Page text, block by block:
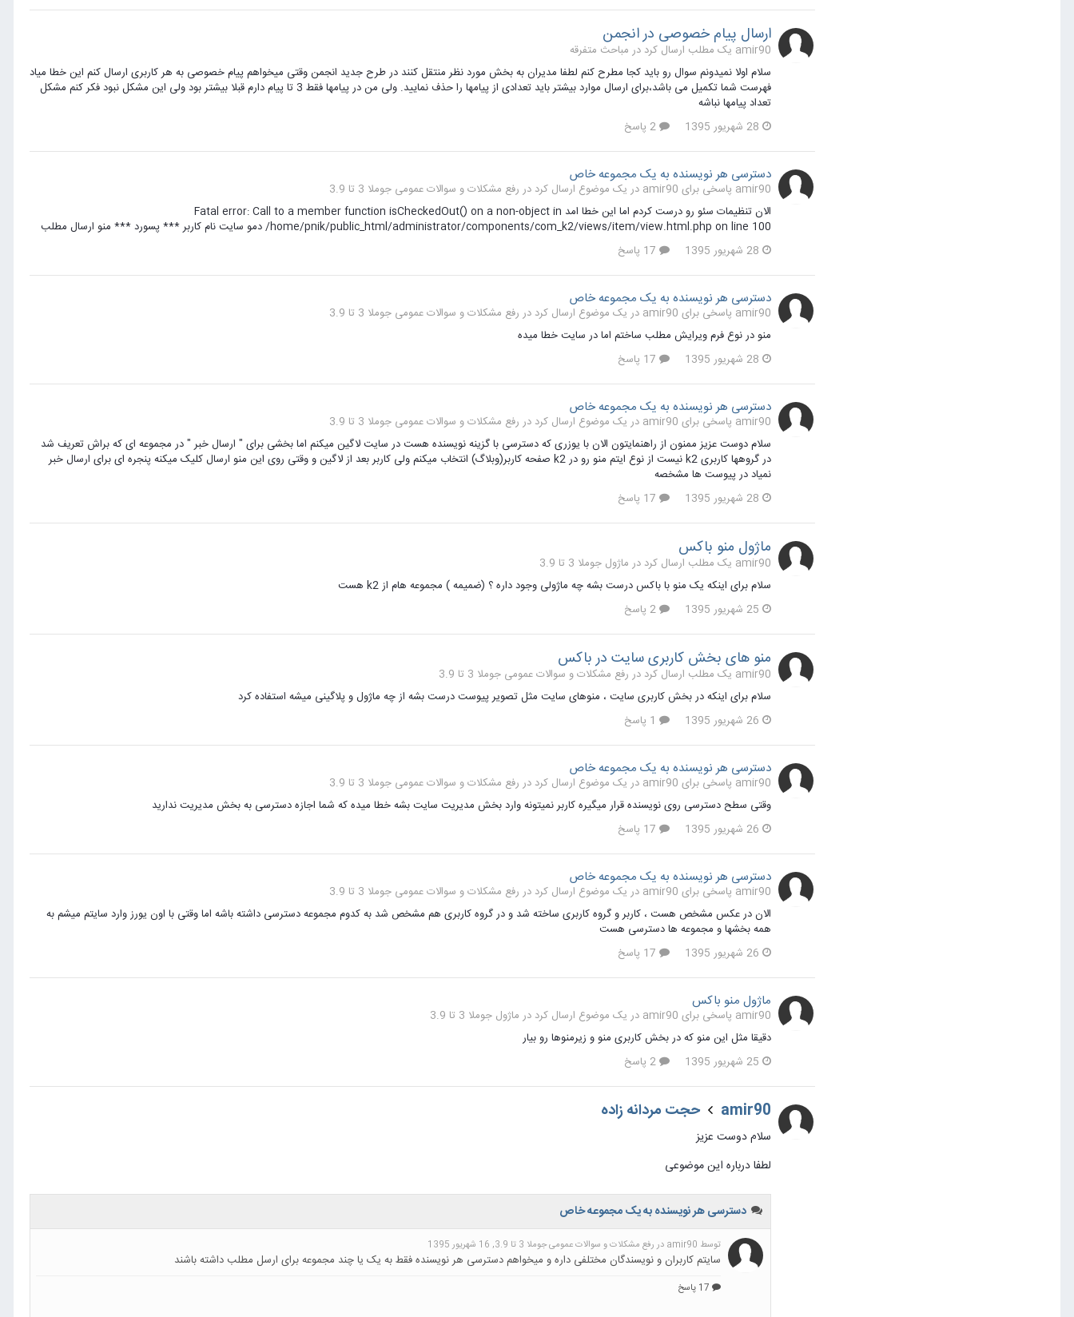
ارسال پیام خصوصی در انجمن
amir90 یک مطلب ارسال کرد در
مباحث متفرقه
سلام اولا نمیدونم سوال رو باید کجا مطرح کنم لطفا مدیران به بخش مورد نظر منتقل کنند در طرح جدید انجمن وقتی میخواهم پیام خصوصی به هر کاربری ارسال کنم این خطا میاد
فهرست شما تکمیل می باشد،برای ارسال موارد بیشتر باید تعدادی از پیامها را حذف نمایید. ولی من در پیامها فقط 3 تا پیام دارم قبلا بیشتر بود ولی این مشکل نبود فکر کنم مشکل
تعداد پیامها نباشه
28 شهریور 1395
دسترسی هر نویسنده به یک مجموعه خاص
amir90 پاسخی برای amir90 در یک موضوع ارسال کرد در
رفع مشکلات و سوالات عمومی جوملا 3 تا 3.9
الان تنظیمات سئو رو درست کردم اما این خطا امد Fatal error: Call to a member function isCheckedOut() on a non-object in
/home/pnik/public_html/administrator/components/com_k2/views/item/view.html.php on line 100 دمو سایت نام کاربر *** پسورد *** منو ارسال مطلب
28 شهریور 1395
دسترسی هر نویسنده به یک مجموعه خاص
amir90 پاسخی برای amir90 در یک موضوع ارسال کرد در
رفع مشکلات و سوالات عمومی جوملا 3 تا 3.9
منو در نوع فرم ویرایش مطلب ساختم اما در سایت خطا میده
28 شهریور 1395
دسترسی هر نویسنده به یک مجموعه خاص
amir90 پاسخی برای amir90 در یک موضوع ارسال کرد در
رفع مشکلات و سوالات عمومی جوملا 3 تا 3.9
سلام دوست عزیز ممنون از راهنمایتون الان با یوزری که دسترسی با گزینه نویسنده هست در سایت لاگین میکنم اما بخشی برای " ارسال خبر " در مجموعه ای که براش تعریف شد
در گروهها کاربری k2 نیست از نوع ایتم منو رو در k2 صفحه کاربر(وبلاگ) انتخاب میکنم ولی کاربر بعد از لاگین و وقتی روی این منو ارسال کلیک میکنه پنجره ای برای ارسال خبر
نمیاد در پیوست ها مشخصه
28 شهریور 1395
ماژول منو باکس
amir90 یک مطلب ارسال کرد در
ماژول جوملا 3 تا 3.9
سلام برای اینکه یک منو با باکس درست بشه چه ماژولی وجود داره ؟ (ضمیمه ) مجموعه هام از k2 هست
25 شهریور 1395
منو های بخش کاربری سایت در باکس
amir90 یک مطلب ارسال کرد در
رفع مشکلات و سوالات عمومی جوملا 3 تا 3.9
سلام برای اینکه در بخش کاربری سایت ، منوهای سایت مثل تصویر پیوست درست بشه از چه ماژول و پلاگینی میشه استفاده کرد
26 شهریور 1395
دسترسی هر نویسنده به یک مجموعه خاص
amir90 پاسخی برای amir90 در یک موضوع ارسال کرد در
رفع مشکلات و سوالات عمومی جوملا 3 تا 3.9
وقتی سطح دسترسی روی نویسنده قرار میگیره کاربر نمیتونه وارد بخش مدیریت سایت بشه خطا میده که شما اجازه دسترسی به بخش مدیریت ندارید
26 شهریور 1395
دسترسی هر نویسنده به یک مجموعه خاص
amir90 پاسخی برای amir90 در یک موضوع ارسال کرد در
رفع مشکلات و سوالات عمومی جوملا 3 تا 3.9
الان در عکس مشخص هست ، کاربر و گروه کاربری ساخته شد و در گروه کاربری هم مشخص شد به کدوم مجموعه دسترسی داشته باشه اما وقتی با اون یورز وارد سایتم میشم به
همه بخشها و مجموعه ها دسترسی هست
26 شهریور 1395
ماژول منو باکس
amir90 پاسخی برای amir90 در یک موضوع ارسال کرد در
ماژول جوملا 3 تا 3.9
دقیقا مثل این منو که در بخش کاربری منو و زیرمنوها رو بیار
25 شهریور 1395
amir90 حجت مردانه زاده
سلام دوست عزیز
لطفا درباره این موضوعی